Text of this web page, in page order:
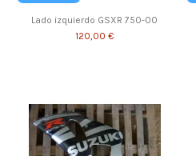
Lado izquierdo GSXR 750-00
120,00 €